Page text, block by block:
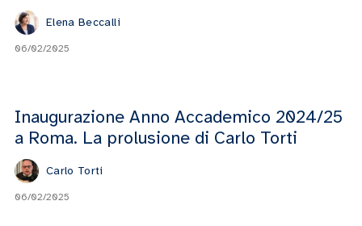
Elena Beccalli
06/02/2025
Inaugurazione Anno Accademico 2024/25
a Roma. La prolusione di Carlo Torti
Carlo Torti
06/02/2025